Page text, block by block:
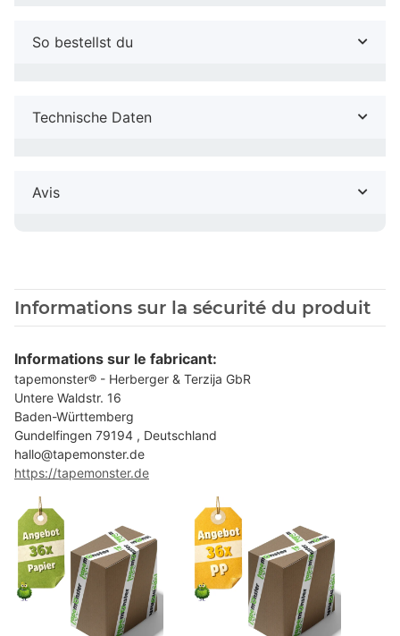
So bestellst du
Technische Daten
Avis
Informations sur la sécurité du produit
Informations sur le fabricant:
tapemonster® - Herberger & Terzija GbR
Untere Waldstr. 16
Baden-Württemberg
Gundelfingen 79194 , Deutschland
hallo@tapemonster.de
https://tapemonster.de